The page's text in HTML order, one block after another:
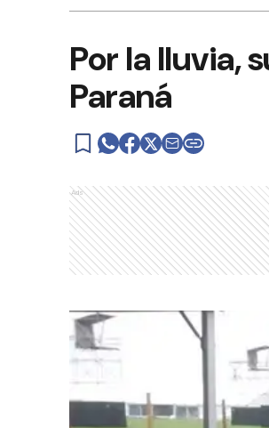
Por la lluvia,
Paraná
Ads